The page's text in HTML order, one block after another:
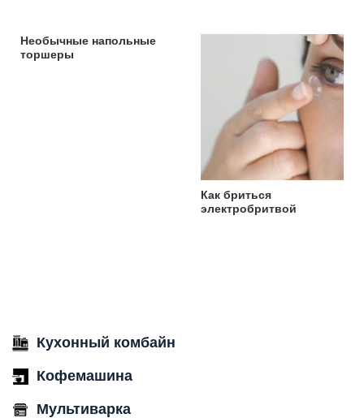
Необычные напольные
торшеры
Как бриться
электробритвой
Кухонный комбайн
Кофемашина
Мультиварка